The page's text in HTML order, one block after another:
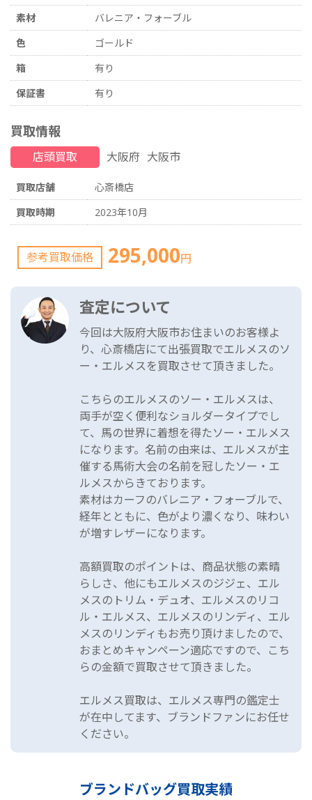
素材
バレニア・フォーブル
色
ゴールド
箱
有り
保証書
有り
買取情報
店頭買取 大阪府 大阪市
買取店舗
心斎橋店
買取時期
2023年10月
参考買取価格 295,000円
査定について
今回は大阪府大阪市お住まいのお客様よ
り、心斎橋店にて出張買取でエルメスのソ
ー・エルメスを買取させて頂きました。
こちらのエルメスのソー・エルメスは、
両手が空く便利なショルダータイプでし
て、馬の世界に着想を得たソー・エルメス
になります。名前の由来は、エルメスが主
催する馬術大会の名前を冠したソー・エ
ルメスからきております。
素材はカーフのバレニア・フォーブルで、
経年とともに、色がより濃くなり、味わい
が増すレザーになります。
高額買取のポイントは、商品状態の素晴
らしさ、他にもエルメスのジジェ、エル
メスのトリム・デュオ、エルメスのリコ
ル・エルメス、エルメスのリンディ、エル
メスのリンディもお売り頂けましたので、
おまとめキャンペーン適応ですので、こち
らの金額で買取させて頂きました。
エルメス買取は、エルメス専門の鑑定士
が在中してます、ブランドファンにお任せ
ください。
ブランドバッグ買取実績